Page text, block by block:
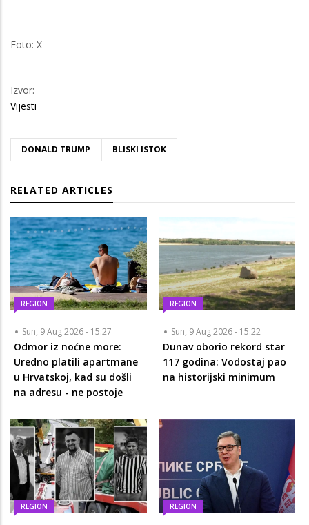
Foto: X
Izvor:
Vijesti
DONALD TRUMP BLISKI ISTOK
RELATED ARTICLES
REGION
Sun, 9 Aug 2026 - 15:27
Odmor iz noćne more:
Uredno platili apartmane
u Hrvatskoj, kad su došli
na adresu - ne postoje
REGION
Sun, 9 Aug 2026 - 15:22
Dunav oborio rekord star
117 godina: Vodostaj pao
na historijski minimum
REGION REGION